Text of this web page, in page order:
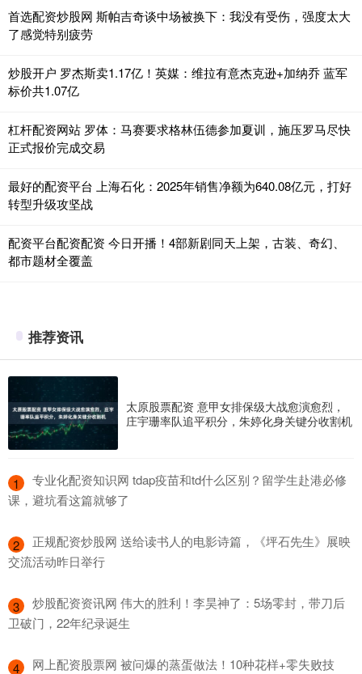
首选配资炒股网 斯帕吉奇谈中场被换下：我没有受伤，强度太大
了感觉特别疲劳
炒股开户 罗杰斯卖1.17亿！英媒：维拉有意杰克逊+加纳乔 蓝军
标价共1.07亿
杠杆配资网站 罗体：马赛要求格林伍德参加夏训，施压罗马尽快
正式报价完成交易
最好的配资平台 上海石化：2025年销售净额为640.08亿元，打好
转型升级攻坚战
配资平台配资配资 今日开播！4部新剧同天上架，古装、奇幻、
都市题材全覆盖
推荐资讯
太原股票配资 意甲女排保级大战愈演愈烈，
庄宇珊率队追平积分，朱婷化身关键分收割机
1
​专业化配资知识网 tdap疫苗和td什么区别？留学生赴港必修
课，避坑看这篇就够了
2
​正规配资炒股网 送给读书人的电影诗篇，《坪石先生》展映
交流活动昨日举行
3
​炒股配资资讯网 伟大的胜利！李昊神了：5场零封，带刀后
卫破门，22年纪录诞生
4 ​网上配资股票网 被问爆的蒸蛋做法！10种花样+零失败技